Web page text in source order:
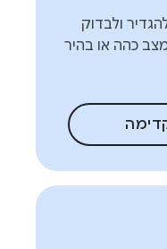
ולבדוק
כהה או בהיר